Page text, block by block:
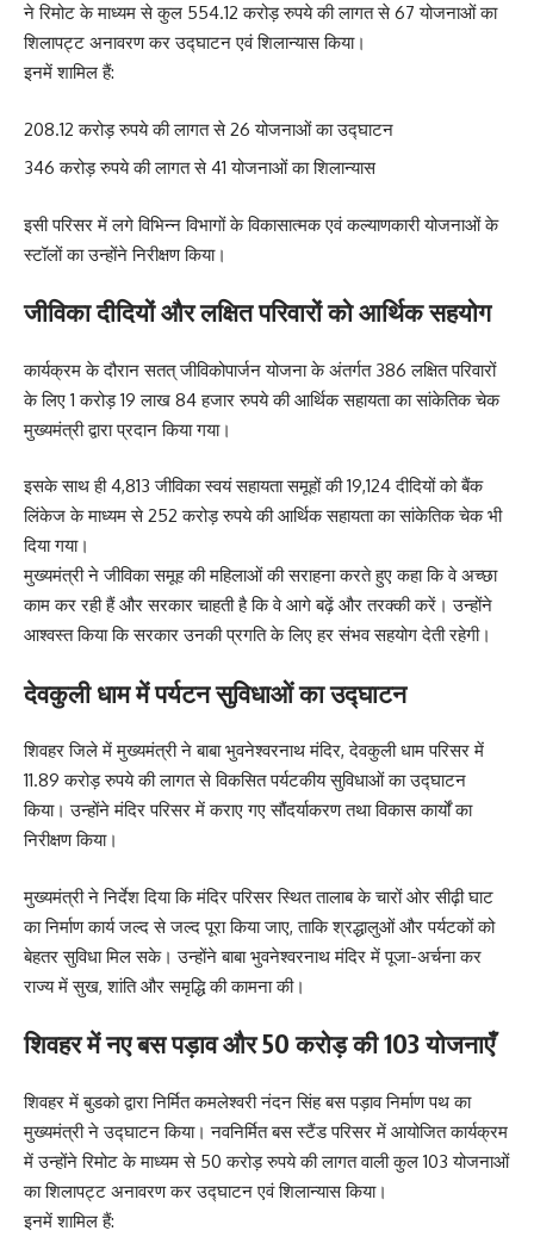
ने रिमोट के माध्यम से कुल 554.12 करोड़ रुपये की लागत से 67 योजनाओं का
शिलापट्ट अनावरण कर उद्घाटन एवं शिलान्यास किया।
इनमें शामिल हैं:
208.12 करोड़ रुपये की लागत से 26 योजनाओं का उद्घाटन
346 करोड़ रुपये की लागत से 41 योजनाओं का शिलान्यास
इसी परिसर में लगे विभिन्न विभागों के विकासात्मक एवं कल्याणकारी योजनाओं के
स्टॉलों का उन्होंने निरीक्षण किया।
जीविका दीदियों और लक्षित परिवारों को आर्थिक सहयोग
कार्यक्रम के दौरान सतत् जीविकोपार्जन योजना के अंतर्गत 386 लक्षित परिवारों
के लिए 1 करोड़ 19 लाख 84 हजार रुपये की आर्थिक सहायता का सांकेतिक चेक
मुख्यमंत्री द्वारा प्रदान किया गया।
इसके साथ ही 4,813 जीविका स्वयं सहायता समूहों की 19,124 दीदियों को बैंक
लिंकेज के माध्यम से 252 करोड़ रुपये की आर्थिक सहायता का सांकेतिक चेक भी
दिया गया।
मुख्यमंत्री ने जीविका समूह की महिलाओं की सराहना करते हुए कहा कि वे अच्छा
काम कर रही हैं और सरकार चाहती है कि वे आगे बढ़ें और तरक्की करें। उन्होंने
आश्वस्त किया कि सरकार उनकी प्रगति के लिए हर संभव सहयोग देती रहेगी।
देवकुली धाम में पर्यटन सुविधाओं का उद्घाटन
शिवहर जिले में मुख्यमंत्री ने बाबा भुवनेश्वरनाथ मंदिर, देवकुली धाम परिसर में
11.89 करोड़ रुपये की लागत से विकसित पर्यटकीय सुविधाओं का उद्घाटन
किया। उन्होंने मंदिर परिसर में कराए गए सौंदर्याकरण तथा विकास कार्यों का
निरीक्षण किया।
मुख्यमंत्री ने निर्देश दिया कि मंदिर परिसर स्थित तालाब के चारों ओर सीढ़ी घाट
का निर्माण कार्य जल्द से जल्द पूरा किया जाए, ताकि श्रद्धालुओं और पर्यटकों को
बेहतर सुविधा मिल सके। उन्होंने बाबा भुवनेश्वरनाथ मंदिर में पूजा-अर्चना कर
राज्य में सुख, शांति और समृद्धि की कामना की।
शिवहर में नए बस पड़ाव और 50 करोड़ की 103 योजनाएँ
शिवहर में बुडको द्वारा निर्मित कमलेश्वरी नंदन सिंह बस पड़ाव निर्माण पथ का
मुख्यमंत्री ने उद्घाटन किया। नवनिर्मित बस स्टैंड परिसर में आयोजित कार्यक्रम
में उन्होंने रिमोट के माध्यम से 50 करोड़ रुपये की लागत वाली कुल 103 योजनाओं
का शिलापट्ट अनावरण कर उद्घाटन एवं शिलान्यास किया।
इनमें शामिल हैं: